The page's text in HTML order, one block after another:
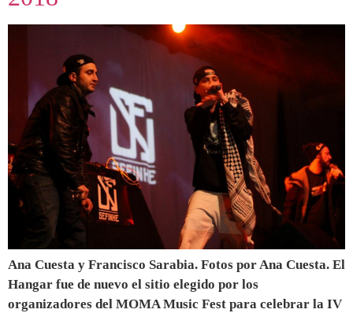
Ana Cuesta y Francisco Sarabia. Fotos por Ana Cuesta. El
Hangar fue de nuevo el sitio elegido por los
organizadores del MOMA Music Fest para celebrar la IV